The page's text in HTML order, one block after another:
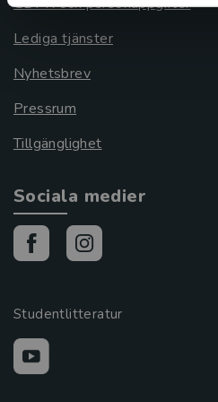
GDPR och personuppgifter
Lediga tjänster
Nyhetsbrev
Pressrum
Tillgänglighet
Sociala medier
Studentlitteratur